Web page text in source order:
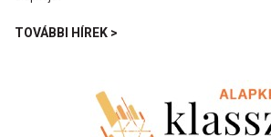
TOVÁBBI HÍREK >